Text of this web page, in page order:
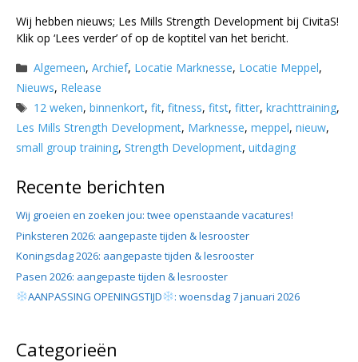
Wij hebben nieuws; Les Mills Strength Development bij CivitaS!
Klik op ‘Lees verder’ of op de koptitel van het bericht.
Categorieën
Algemeen,Archief, Locatie Marknesse, Locatie Meppel,
Nieuws, Release
Tags
12 weken,binnenkort,fit,fitness,fitst,fitter,krachttraining,
Les Mills Strength Development, Marknesse, meppel, nieuw,
small group training, Strength Development, uitdaging
Recente berichten
Wij groeien en zoeken jou: twee openstaande vacatures!
Pinksteren 2026: aangepaste tijden & lesrooster
Koningsdag 2026: aangepaste tijden & lesrooster
Pasen 2026: aangepaste tijden & lesrooster
AANPASSING OPENINGSTIJD
: woensdag 7 januari 2026
Categorieën